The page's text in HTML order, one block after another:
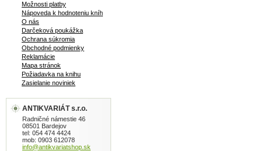
Možnosti platby
Nápoveda k hodnoteniu kníh
O nás
Darčeková poukážka
Ochrana súkromia
Obchodné podmienky
Reklamácie
Mapa stránok
Požiadavka na knihu
Zasielanie noviniek
ANTIKVARIÁT s.r.o.
Radničné námestie 46
08501 Bardejov
tel: 054 474 4424
mob: 0903 612078
info@antikvariatshop.sk